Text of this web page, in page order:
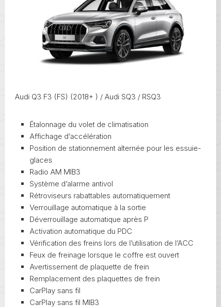
Audi Q3 F3 (FS) (2018+ ) / Audi SQ3 / RSQ3
Étalonnage du volet de climatisation
Affichage d’accélération
Position de stationnement alternée pour les essuie-
glaces
Radio AM MIB3
Système d’alarme antivol
Rétroviseurs rabattables automatiquement
Verrouillage automatique à la sortie
Déverrouillage automatique après P
Activation automatique du PDC
Vérification des freins lors de l’utilisation de l’ACC
Feux de freinage lorsque le coffre est ouvert
Avertissement de plaquette de frein
Remplacement des plaquettes de frein
CarPlay sans fil
CarPlay sans fil MIB3